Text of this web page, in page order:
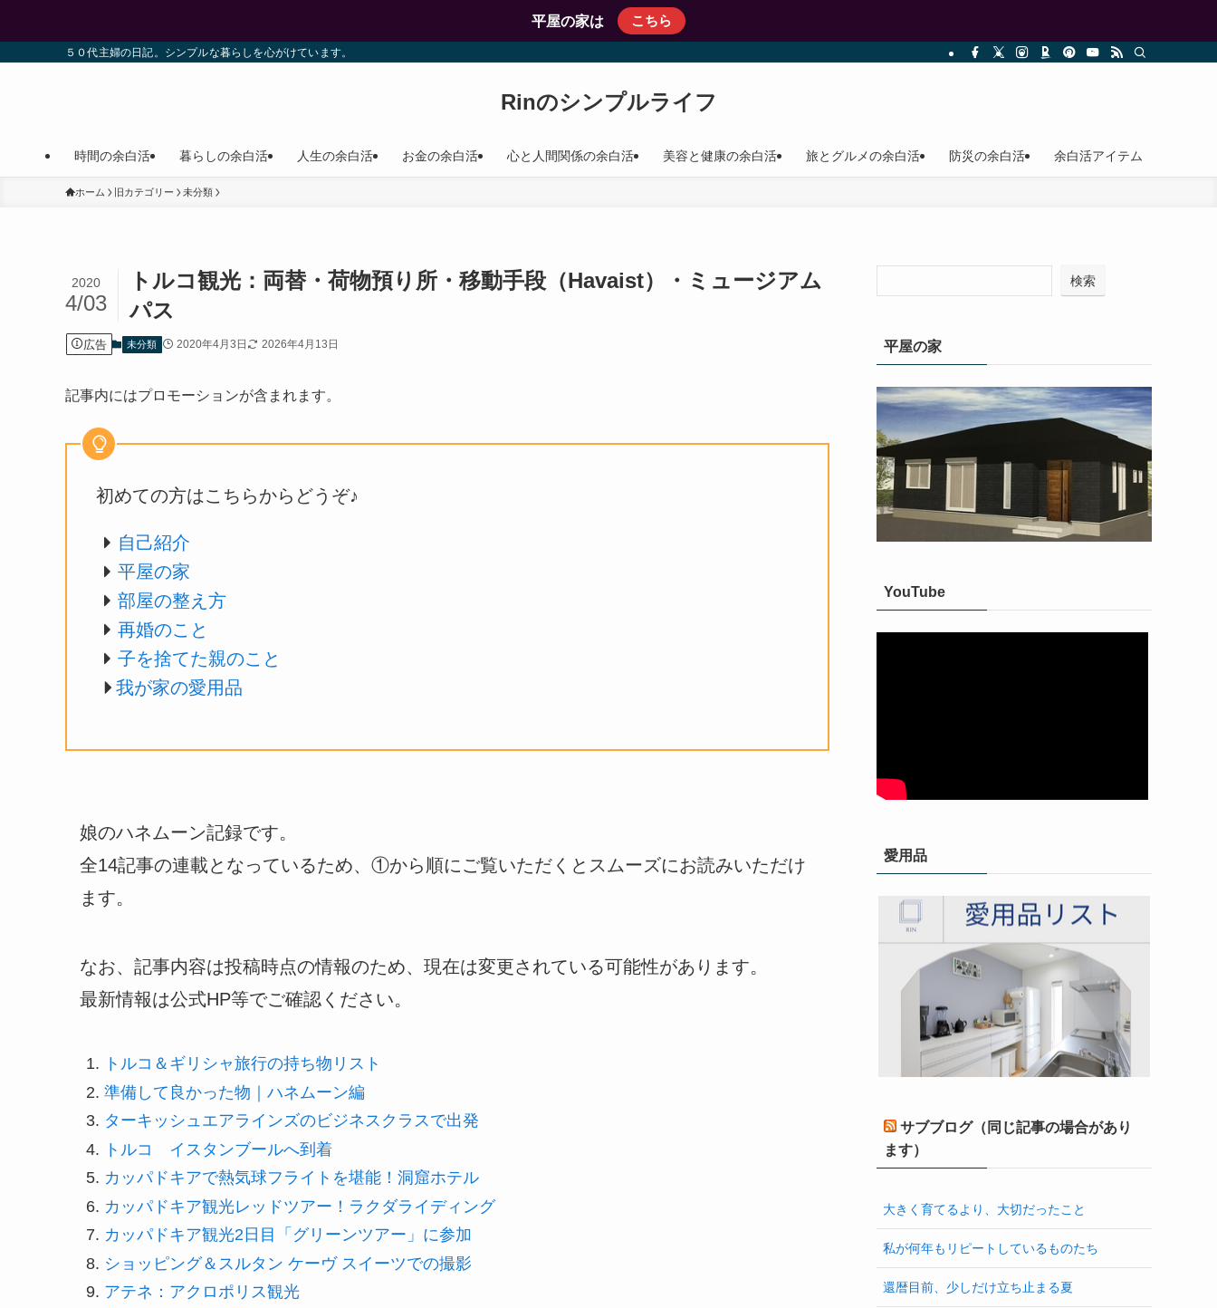
平屋の家は こちら
５０代主婦の日記。シンプルな暮らしを心がけています。
Rinのシンプルライフ
時間の余白活 暮らしの余白活 人生の余白活 お金の余白活 心と人間関係の余白活 美容と健康の余白活 旅とグルメの余白活 防災の余白活 余白活アイテム
ホーム 旧カテゴリー 未分類
トルコ観光：両替・荷物預り所・移動手段（Havaist）・ミュージアム
パス
2020
4/03
広告 未分類 2020年4月3日 2026年4月13日
記事内にはプロモーションが含まれます。
初めての方はこちらからどうぞ♪
自己紹介
平屋の家
部屋の整え方
再婚のこと
子を捨てた親のこと
我が家の愛用品
娘のハネムーン記録です。
全14記事の連載となっているため、①から順にご覧いただくとスムーズにお読みいただけ
ます。
なお、記事内容は投稿時点の情報のため、現在は変更されている可能性があります。
最新情報は公式HP等でご確認ください。
トルコ＆ギリシャ旅行の持ち物リスト
準備して良かった物｜ハネムーン編
ターキッシュエアラインズのビジネスクラスで出発
トルコ イスタンブールへ到着
カッパドキアで熱気球フライトを堪能！洞窟ホテル
カッパドキア観光レッドツアー！ラクダライディング
カッパドキア観光2日目「グリーンツアー」に参加
ショッピング＆スルタン ケーヴ スイーツでの撮影
アテネ：アクロポリス観光
検索
平屋の家
YouTube
愛用品
サブブログ（同じ記事の場合があり
ます）
大きく育てるより、大切だったこと
私が何年もリピートしているものたち
還暦目前、少しだけ立ち止まる夏